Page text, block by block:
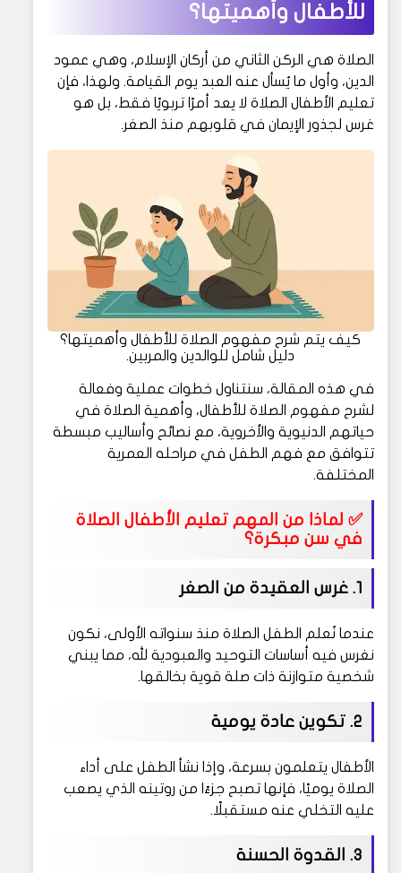
للأطفال وأهميتها؟
الصلاة هي الركن الثاني من أركان الإسلام، وهي عمود
الدين، وأول ما يُسأل عنه العبد يوم القيامة. ولهذا، فإن
تعليم الأطفال الصلاة لا يعد أمرًا تربويًا فقط، بل هو
غرس لجذور الإيمان في قلوبهم منذ الصغر.
كيف يتم شرح مفهوم الصلاة للأطفال وأهميتها؟
دليل شامل للوالدين والمربين.
في هذه المقالة، سنتناول خطوات عملية وفعالة
لشرح مفهوم الصلاة للأطفال، وأهمية الصلاة في
حياتهم الدنيوية والأخروية، مع نصائح وأساليب مبسطة
تتوافق مع فهم الطفل في مراحله العمرية
المختلفة.
✅ لماذا من المهم تعليم الأطفال الصلاة
في سن مبكرة؟
1. غرس العقيدة من الصغر
عندما نُعلم الطفل الصلاة منذ سنواته الأولى، نكون
نغرس فيه أساسات التوحيد والعبودية لله، مما يبني
شخصية متوازنة ذات صلة قوية بخالقها.
2. تكوين عادة يومية
الأطفال يتعلمون بسرعة، وإذا نشأ الطفل على أداء
الصلاة يوميًا، فإنها تصبح جزءًا من روتينه الذي يصعب
عليه التخلي عنه مستقبلًا.
3. القدوة الحسنة